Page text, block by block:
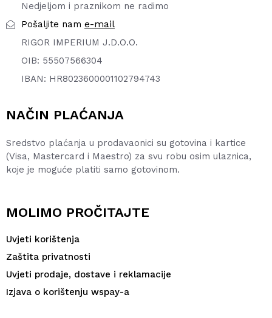
Nedjeljom i praznikom ne radimo
Pošaljite nam e-mail
RIGOR IMPERIUM J.D.O.O.
OIB: 55507566304
IBAN: HR8023600001102794743
NAČIN PLAĆANJA
Sredstvo plaćanja u prodavaonici su gotovina i kartice
(Visa, Mastercard i Maestro) za svu robu osim ulaznica,
koje je moguće platiti samo gotovinom.
MOLIMO PROČITAJTE
Uvjeti korištenja
Zaštita privatnosti
Uvjeti prodaje, dostave i reklamacije
Izjava o korištenju wspay-a